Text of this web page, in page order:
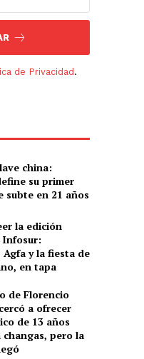
de Privacidad .
china:
su primer
subte en 21 años
la edición
Infosur:
y la fiesta de
en tapa
de Florencio
a ofrecer
de 13 años
changas, pero la